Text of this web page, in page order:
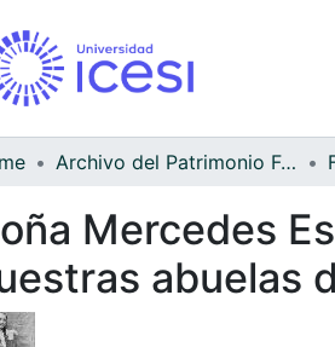
Archivo del Patrimonio Fotográfico y Fílmico del Valle del Cauca
Mercedes
abuelas